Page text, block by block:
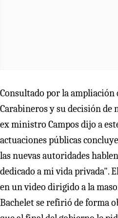
Consultado por la ampliación
Carabineros y su decisión
ex ministro Campos dijo a
actuaciones públicas
las nuevas autoridades
dedicado a mi vida privada".
en un video dirigido a la
Bachelet se refirió de forma